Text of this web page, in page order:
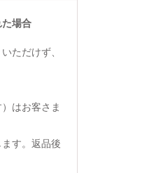
場合
ただけず、
はお客さま
す。返品後